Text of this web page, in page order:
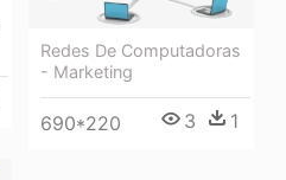
Redes De Computadoras
- Marketing
690*220 3 1